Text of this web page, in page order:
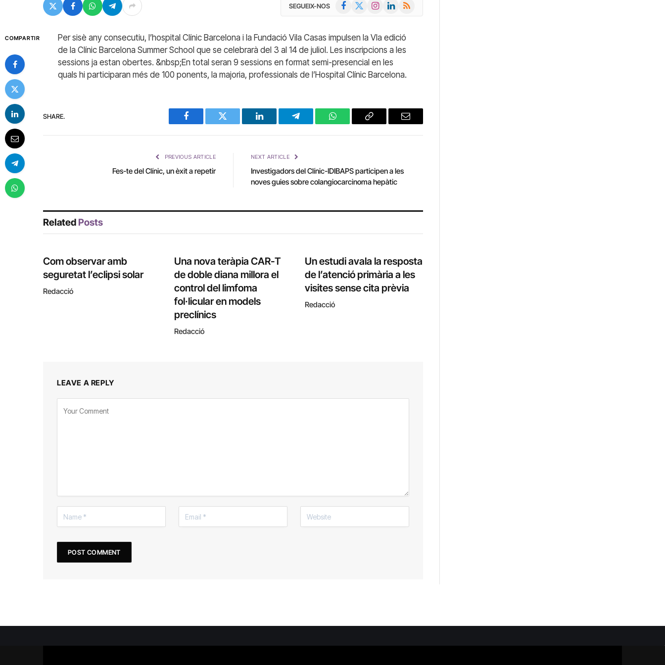
SEGUEIX-NOS Facebook InstagramLinkedIn
RSS
COMPARTIR
Per sisè any consecutiu, l’hospital Clínic Barcelona i la Fundació Vila Casas impulsen la VIa edició
de la Clínic Barcelona Summer School que se celebrarà del 3 al 14 de juliol. Les inscripcions a les
sessions ja estan obertes. &nbsp;En total seran 9 sessions en format semi-presencial en les
quals hi participaran més de 100 ponents, la majoria, professionals de l’Hospital Clínic Barcelona.
SHARE.
Facebook Twitter LinkedIn Telegram WhatsAppCopy
Email
PREVIOUS ARTICLE
Fes-te del Clínic, un èxit a repetir
NEXT ARTICLE
Investigadors del Clínic-IDIBAPS participen a les
noves guies sobre colangiocarcinoma hepàtic
Related Posts
Com observar amb
seguretat l’eclipsi solar
Redacció
Una nova teràpia CAR-T
de doble diana millora el
control del limfoma
fol·licular en models
preclínics
Redacció
Un estudi avala la resposta
de l’atenció primària a les
visites sense cita prèvia
Redacció
LEAVE A REPLY